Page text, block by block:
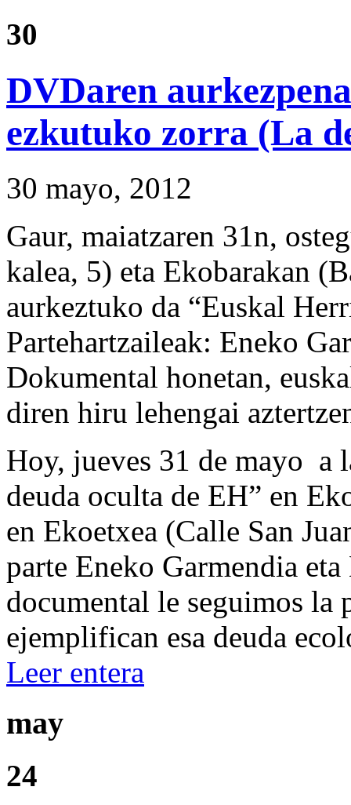
30
DVDaren
ezkutuko zorra (La
30 mayo, 2012
Gaur, maiatzaren 31n,
kalea, 5) eta Ekobarakan
aurkeztuko da “Euskal
Partehartzaileak: Eneko
Dokumental honetan,
diren hiru lehengai
Hoy, jueves 31 de mayo a
deuda oculta de EH” en
en Ekoetxea (Calle San
parte Eneko Garmendia
documental le seguimos la
ejemplifican esa deuda
Leer entera
may
24